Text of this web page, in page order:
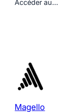
Accéder au…
Magello